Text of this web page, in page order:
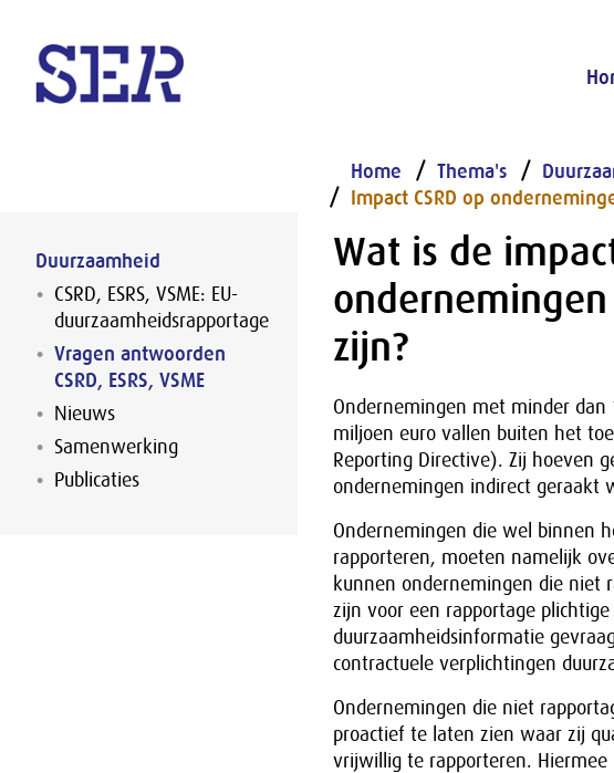
Duurzaamheid
CSRD, ESRS, VSME: EU-
duurzaamheidsrapportage
Vragen antwoorden
CSRD, ESRS, VSME
Nieuws
Samenwerking
Publicaties
Home Thema's
Impact CSRD op
Wat is de
zijn?
Ondernemingen met minder
miljoen euro vallen buiten het
Reporting Directive). Zij hoeven
ondernemingen indirect geraakt
Ondernemingen die wel binnen
rapporteren, moeten namelijk
kunnen ondernemingen die niet
zijn voor een rapportage
duurzaamheidsinformatie
contractuele verplichtingen
Ondernemingen die niet
proactief te laten zien waar zij
vrijwillig te rapporteren.